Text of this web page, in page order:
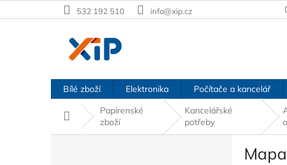
na
532 192 510 info@xip.cz
Bílé zboží Elektronika Počítače a kancelář
Domů
Papírenské
zboží
Kancelářské
potřeby